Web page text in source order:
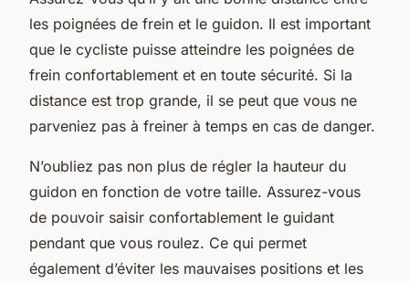
les poignées de frein et le guidon. Il est important
que le cycliste puisse atteindre les poignées de
frein confortablement et en toute sécurité. Si la
distance est trop grande, il se peut que vous ne
parveniez pas à freiner à temps en cas de danger.
N’oubliez pas non plus de régler la hauteur du
guidon en fonction de votre taille. Assurez-vous
de pouvoir saisir confortablement le guidant
pendant que vous roulez. Ce qui permet
également d’éviter les mauvaises positions et les